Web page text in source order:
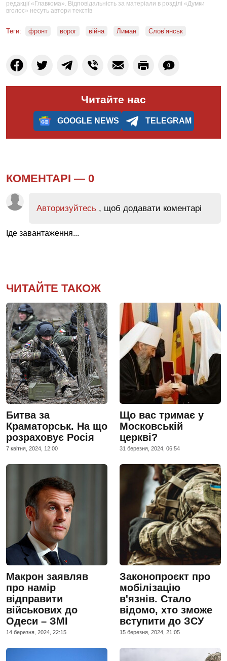
редакції «Главкома». Відповідальність за матеріали в розділі «Думки
вголос» несуть автори текстів
Теги: фронт ворог війна Лиман Слов’янськ
0
Читайте нас
GOOGLE NEWS TELEGRAM
КОМЕНТАРІ — 0
Авторизуйтесь , щоб додавати коментарі
Іде завантаження...
ЧИТАЙТЕ ТАКОЖ
Битва за
Краматорськ. На що
розраховує Росія
7 квiтня, 2024, 12:00
Що вас тримає у
Московській
церкві?
31 березня, 2024, 06:54
Макрон заявляв
про намір
відправити
військових до
Одеси – ЗМІ
14 березня, 2024, 22:15
Законопроєкт про
мобілізацію
в'язнів. Стало
відомо, хто зможе
вступити до ЗСУ
15 березня, 2024, 21:05